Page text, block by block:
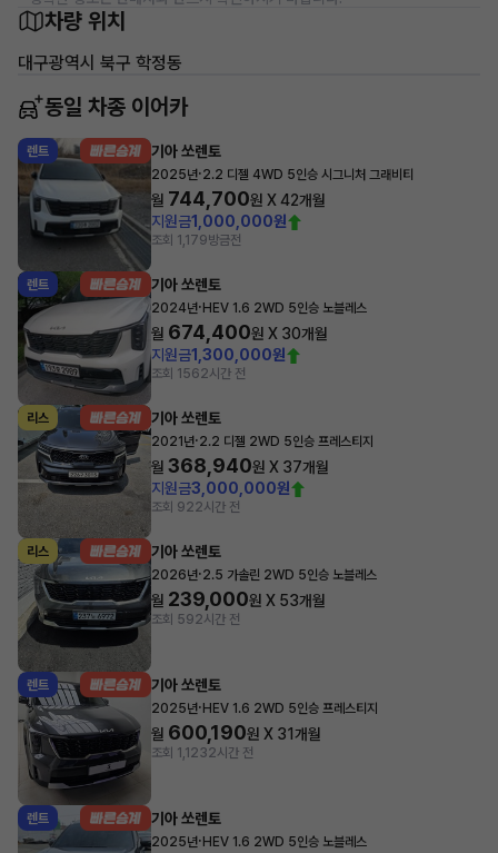
차량 위치
대구광역시 북구 학정동
동일 차종 이어카
렌트 기아 쏘렌토
2025년·2.2 디젤 4WD 5인승 시그니처 그래비티
월 744,700원 X42개월
지원금1,000,000원
조회 1,179방금전
렌트 기아 쏘렌토
2024년· HEV 1.6 2WD 5인승 노블레스
월 674,400원 X 30개월
지원금1,300,000원
조회 1562시간 전
리스 기아 쏘렌토
2021년·2.2 디젤 2WD 5인승 프레스티지
월 368,940원 X 37개월
지원금3,000,000원
조회 922시간 전
리스 기아 쏘렌토
2026년·2.5 가솔린 2WD 5인승 노블레스
월 239,000원 X 53개월
조회 592시간 전
렌트 기아 쏘렌토
2025년· HEV 1.6 2WD 5인승 프레스티지
월 600,190원 X 31개월
조회 1,1232시간 전
렌트 기아 쏘렌토
2025년· HEV 1.6 2WD 5인승 노블레스